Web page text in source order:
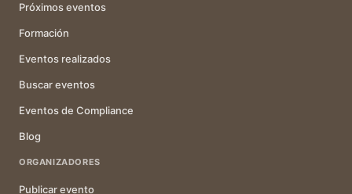
Próximos eventos
Formación
Eventos realizados
Buscar eventos
Eventos de Compliance
Blog
ORGANIZADORES
Publicar evento